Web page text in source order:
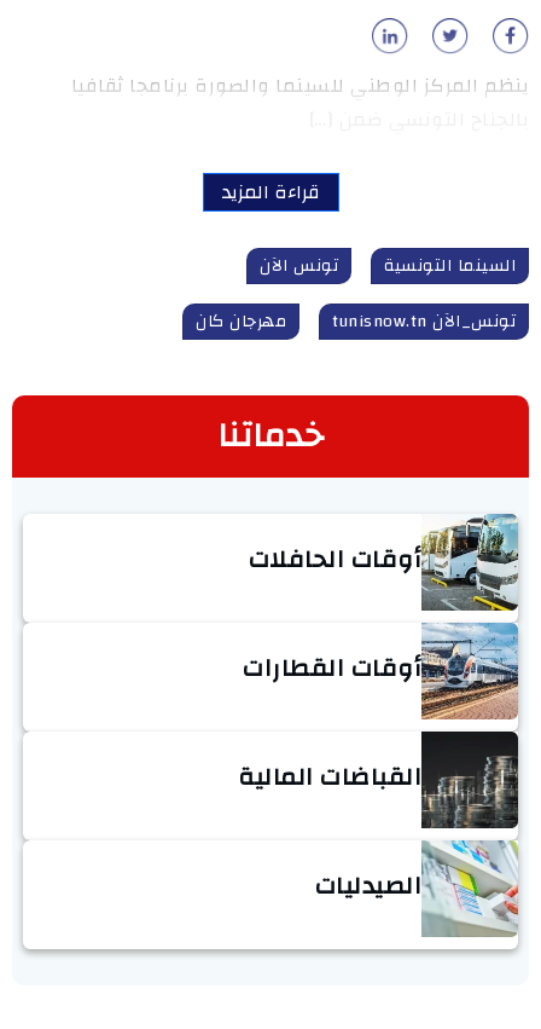
ينظم المركز الوطني للسينما والصورة برنامجا ثقافيا
قراءة المزيد
السينما التونسية
تونس الآن
تونس_الآن tunisnow.tn
مهرجان كان
خدماتنا
أوقات الحافلات
أوقات القطارات
القباضات المالية
الصيدليات